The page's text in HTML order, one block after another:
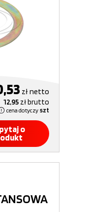
złnetto
12,95 złbrutto
cena dotyczy szt
o